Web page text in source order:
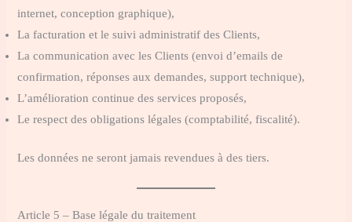
internet, conception graphique),
La facturation et le suivi administratif des Clients,
La communication avec les Clients (envoi d’emails de
confirmation, réponses aux demandes, support technique),
L’amélioration continue des services proposés,
Le respect des obligations légales (comptabilité, fiscalité).
Les données ne seront jamais revendues à des tiers.
Article 5 – Base légale du traitement